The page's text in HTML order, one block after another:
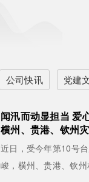
公司快讯 党建
闻汛而动显担当 爱
横州、贵港、钦州
近日，受今年第10号
峻，横州、贵港、钦